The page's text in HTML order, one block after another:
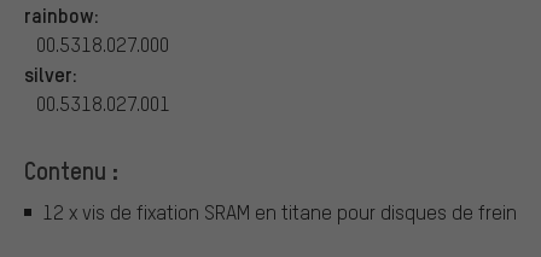
rainbow:
00.5318.027.000
silver:
00.5318.027.001
Contenu :
12 x vis de fixation SRAM en titane pour disques de frein